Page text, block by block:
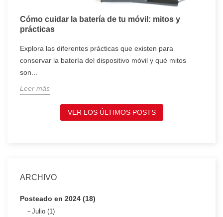
Cómo cuidar la batería de tu móvil: mitos y
prácticas
Explora las diferentes prácticas que existen para
conservar la batería del dispositivo móvil y qué mitos
son...
Leer más
VER LOS ÚLTIMOS POSTS
ARCHIVO
Posteado en 2024 (18)
Julio (1)